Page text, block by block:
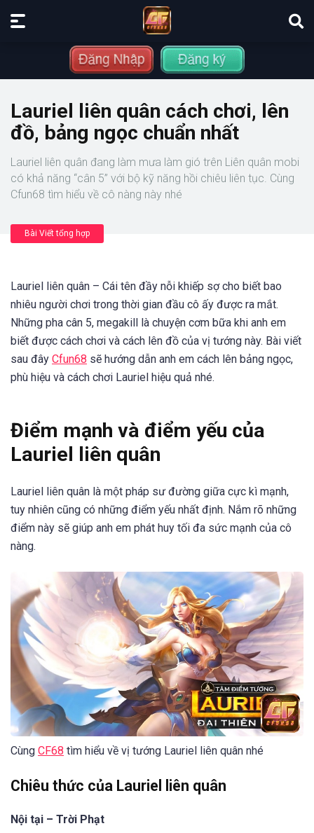
Lauriel liên quân cách chơi, lên
đồ, bảng ngọc chuẩn nhất
Lauriel liên quân đang làm mưa làm gió trên Liên quân mobi
có khả năng “cân 5” với bộ kỹ năng hồi chiêu liên tục. Cùng
Cfun68 tìm hiểu về cô nàng này nhé
Bài Viết tổng hợp
Lauriel liên quân – Cái tên đầy nỗi khiếp sợ cho biết bao
nhiêu người chơi trong thời gian đầu cô ấy được ra mắt.
Những pha cân 5, megakill là chuyện cơm bữa khi anh em
biết được cách chơi và cách lên đồ của vị tướng này. Bài viết
sau đây Cfun68 sẽ hướng dẫn anh em cách lên bảng ngọc,
phù hiệu và cách chơi Lauriel hiệu quả nhé.
Điểm mạnh và điểm yếu của
Lauriel liên quân
Lauriel liên quân là một pháp sư đường giữa cực kì mạnh,
tuy nhiên cũng có những điểm yếu nhất định. Nắm rõ những
điểm này sẽ giúp anh em phát huy tối đa sức mạnh của cô
nàng.
Cùng CF68 tìm hiểu về vị tướng Lauriel liên quân nhé
Chiêu thức của Lauriel liên quân
Nội tại – Trời Phạt